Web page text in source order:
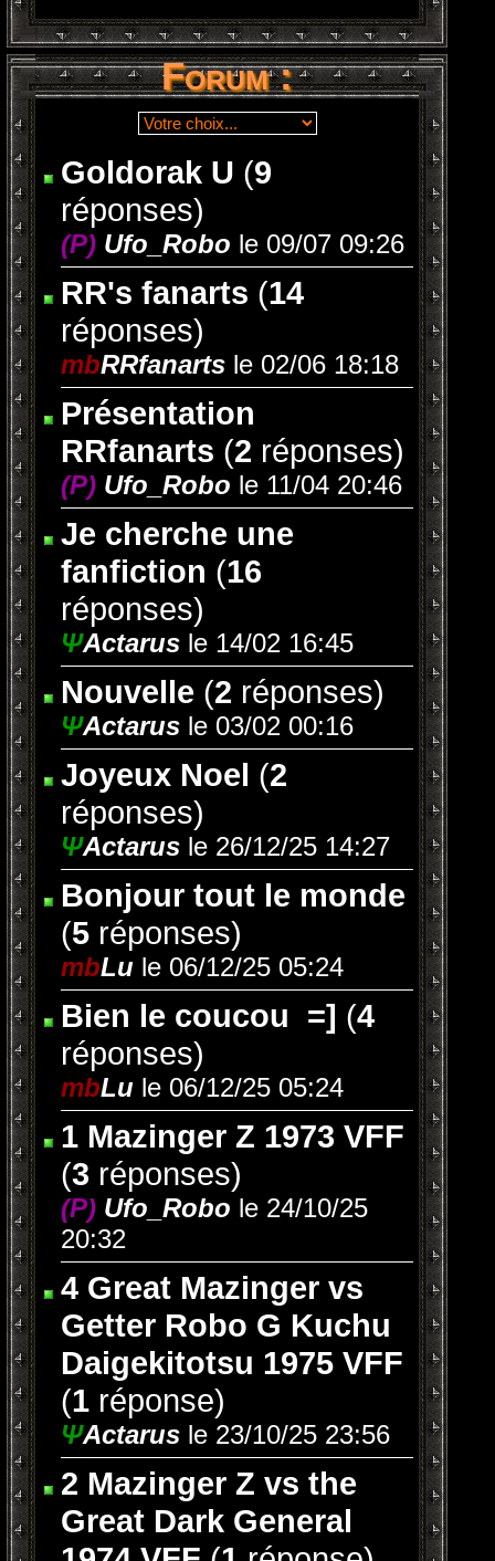
Forum :
Goldorak U (9
réponses)
(P) Ufo_Robo le 09/07 09:26
RR's fanarts (14
réponses)
mbRRfanarts le 02/06 18:18
Présentation
RRfanarts (2 réponses)
(P) Ufo_Robo le 11/04 20:46
Je cherche une
fanfiction (16
réponses)
ΨActarus le 14/02 16:45
Nouvelle (2 réponses)
ΨActarus le 03/02 00:16
Joyeux Noel (2
réponses)
ΨActarus le 26/12/25 14:27
Bonjour tout le monde
(5 réponses)
mbLu le 06/12/25 05:24
Bien le coucou ‌ =] (4
réponses)
mbLu le 06/12/25 05:24
1 Mazinger Z 1973 VFF
(3 réponses)
(P) Ufo_Robo le 24/10/25
20:32
4 Great Mazinger vs
Getter Robo G Kuchu
Daigekitotsu 1975 VFF
(1 réponse)
ΨActarus le 23/10/25 23:56
2 Mazinger Z vs the
Great Dark General